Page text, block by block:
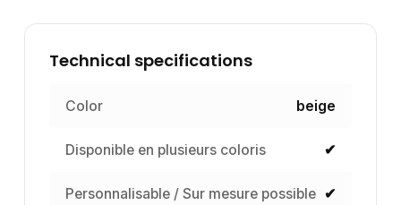
Technical specifications
Color beige
Disponible en plusieurs coloris ✔
Personnalisable / Sur mesure possible ✔